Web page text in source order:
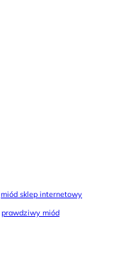
miód sklep internetowy
prawdziwy miód